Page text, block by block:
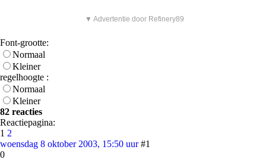
▼ Advertentie door Refinery89
Font-grootte:
Normaal
Kleiner
regelhoogte :
Normaal
Kleiner
82 reacties
Reactiepagina:
1 2
woensdag 8 oktober 2003, 15:50 uur #1
0